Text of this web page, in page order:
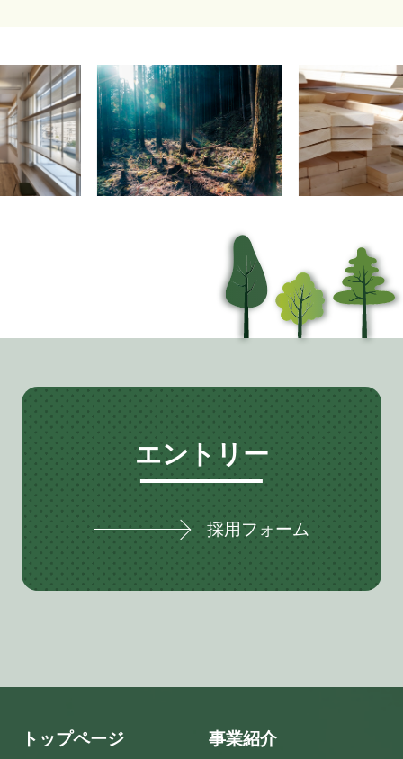
エントリー
採用フォーム
トップページ 事業紹介